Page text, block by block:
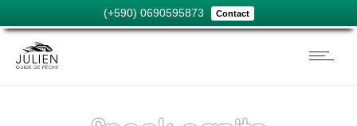
(+590) 0690595873 Contact